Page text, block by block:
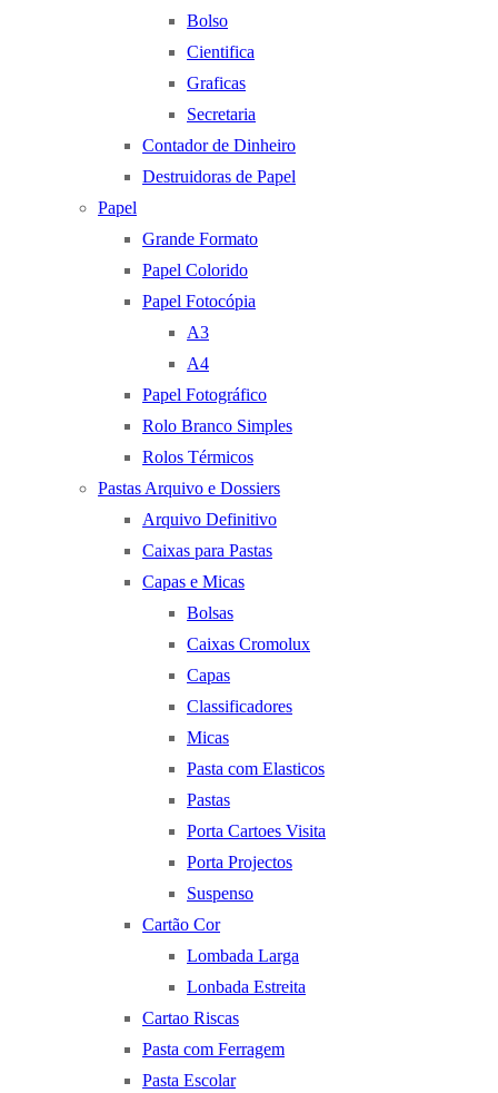
Bolso
Cientifica
Graficas
Secretaria
Contador de Dinheiro
Destruidoras de Papel
Papel
Grande Formato
Papel Colorido
Papel Fotocópia
A3
A4
Papel Fotográfico
Rolo Branco Simples
Rolos Térmicos
Pastas Arquivo e Dossiers
Arquivo Definitivo
Caixas para Pastas
Capas e Micas
Bolsas
Caixas Cromolux
Capas
Classificadores
Micas
Pasta com Elasticos
Pastas
Porta Cartoes Visita
Porta Projectos
Suspenso
Cartão Cor
Lombada Larga
Lonbada Estreita
Cartao Riscas
Pasta com Ferragem
Pasta Escolar